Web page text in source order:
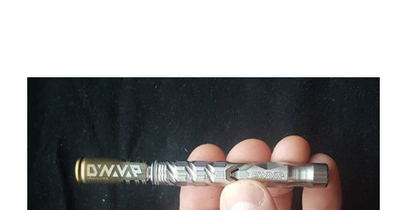
agrandie